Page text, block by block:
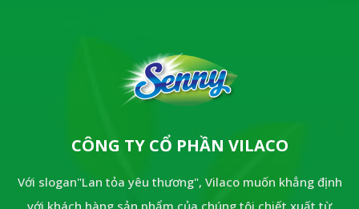
CÔNG TY CỔ PHẦN VILACO
Với slogan"Lan tỏa yêu thương", Vilaco muốn khẳng định